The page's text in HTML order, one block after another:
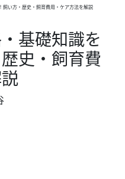
飼い方・歴史・飼育費用・ケア方法を解説
基礎知識を
史・飼育費